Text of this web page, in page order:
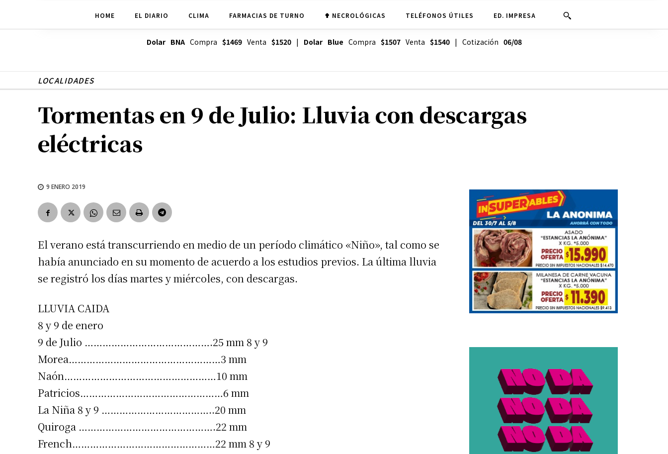
HOME EL DIARIO CLIMA FARMACIAS DE TURNO ✟ NECROLÓGICAS TELÉFONOS ÚTILES ED. IMPRESA
Dolar BNACompra $1469Venta $1520| Dolar Blue Compra $1507Venta $1540| Cotización 06/08
LOCALIDADES
Tormentas en 9 de Julio: Lluvia con descargas
eléctricas
9 ENERO 2019
El verano está transcurriendo en medio de un período climático «Niño», tal como se
había anunciado en su momento de acuerdo a los estudios previos. La última lluvia
se registró los días martes y miércoles, con descargas.
LLUVIA CAIDA
8 y 9 de enero
9 de Julio …………………………………….25 mm 8 y 9
Morea……………………………………………3 mm
Naón……………………………………………10 mm
Patricios…………………………………………6 mm
La Niña 8 y 9 ………………………………..20 mm
Quiroga ……………………………………….22 mm
French…………………………………………22 mm 8 y 9